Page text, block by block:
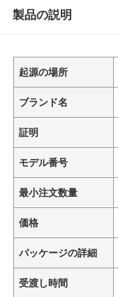
製品の説明
起源の場所
ブランド名
証明
モデル番号
最小注文数量
価格
パッケージの詳細
受渡し時間